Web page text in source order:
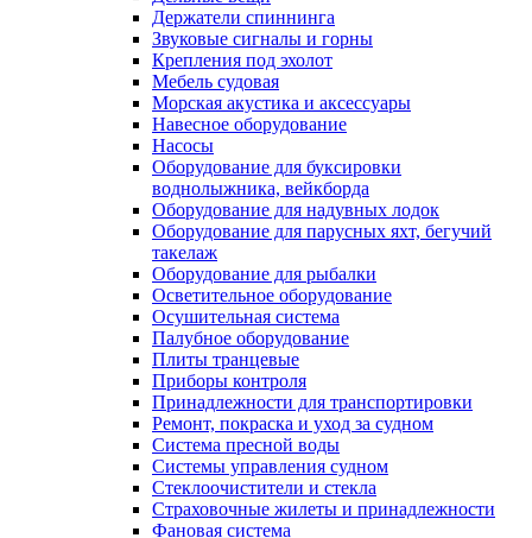
Держатели спиннинга
Звуковые сигналы и горны
Крепления под эхолот
Мебель судовая
Морская акустика и аксессуары
Навесное оборудование
Насосы
Оборудование для буксировки
воднолыжника, вейкборда
Оборудование для надувных лодок
Оборудование для парусных яхт, бегучий
такелаж
Оборудование для рыбалки
Осветительное оборудование
Осушительная система
Палубное оборудование
Плиты транцевые
Приборы контроля
Принадлежности для транспортировки
Ремонт, покраска и уход за судном
Система пресной воды
Системы управления судном
Стеклоочистители и стекла
Страховочные жилеты и принадлежности
Фановая система